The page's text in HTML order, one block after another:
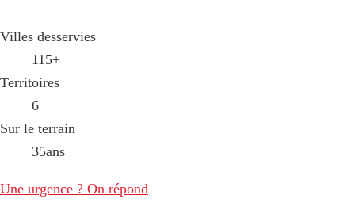
Villes desservies
115+
Territoires
6
Sur le terrain
35ans
Une urgence ? On répond